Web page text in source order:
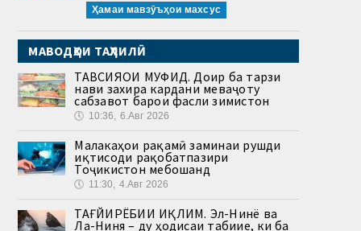
Ҳамаи мавзӯъҳои махсус
МАВОДҲОИ ТАҲЛИЛӢ
ТАВСИЯҲОИ МУФИД. Доир ба тарзи
нави захира кардани меваҷоту
сабзавот барои фасли зимистон
🕔 10:36, 6.Авг 2026
Малакаҳои рақамӣ заминаи рушди
иқтисоди рақобатпазири
Тоҷикистон мебошанд
🕔 11:30, 4.Авг 2026
ТАҒЙИРЁБИИ ИҚЛИМ. Эл-Нинё ва
Ла-Ниня – ду ҳодисаи табиие, ки ба